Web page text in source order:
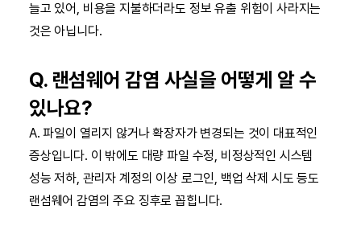
늘고 있어, 비용을 지불하더라도 정보 유출 위험이 사라지는
것은 아닙니다.
Q. 랜섬웨어 감염 사실을 어떻게 알 수
있나요?
A. 파일이 열리지 않거나 확장자가 변경되는 것이 대표적인
증상입니다. 이 밖에도 대량 파일 수정, 비정상적인 시스템
성능 저하, 관리자 계정의 이상 로그인, 백업 삭제 시도 등도
랜섬웨어 감염의 주요 징후로 꼽힙니다.